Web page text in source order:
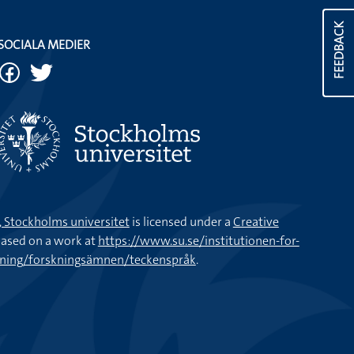
FEEDBACK
MEDIER
universitetis licensed under aCreative
on a work athttps://www.su.se/institutionen-for-
forskningsämnen/teckenspråk.